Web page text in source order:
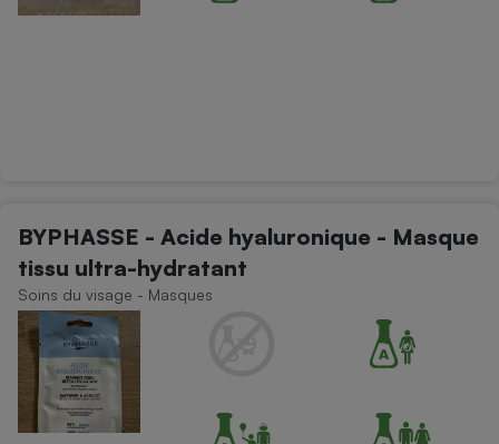
BYPHASSE - Acide hyaluronique - Masque
tissu ultra-hydratant
Soins du visage - Masques